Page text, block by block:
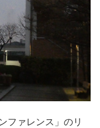
ファレンス」のリ